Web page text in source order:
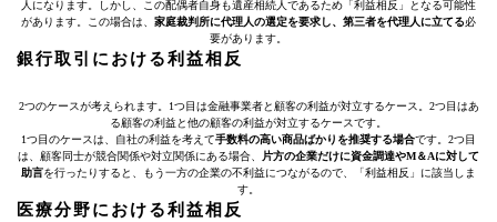
人になります。しかし、この配偶者自身も遺産相続人であるため「利益相反」となる可能性
があります。この場合は、 家庭裁判所に代理人の選定を要求し、第三者を代理人に立てる必
要があります。
銀行取引における利益相反
2つのケースが考えられます。1つ目は金融事業者と顧客の利益が対立するケース。2つ目はあ
る顧客の利益と他の顧客の利益が対立するケースです。
1つ目のケースは、自社の利益を考えて手数料の高い商品ばかりを推奨する場合です。2つ目
は、顧客同士が競合関係や対立関係にある場合、
片方の企業だけに資金調達やM＆Aに対して
助言を行ったりすると、もう一方の企業の不利益につながるので、「利益相反」に該当しま
す。
医療分野における利益相反